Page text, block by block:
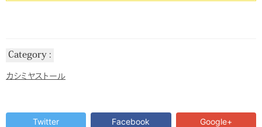
Category
カシミヤストール
Twitter Facebook Google+